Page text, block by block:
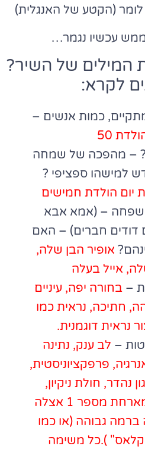
לומר (הקטע של האנגלית)
עכשיו נגמר…
המילים של השיר?
לקרא:
כמות אנשים –
50
– מהפכה של שמחה
למישהו ספציפי ?
יום הולדתחמישים
– (אמא אבא
דודים חברים) – האם
אופיר הבן שלה,
אייל בעלה
– בחורה יפה, עיניים
חתיכה, נראית כמו
– לב ענק, נתינה
פרפקציוניסטית,
נהדר, חולת ניקיון,
ערכית, בשלנית, מארחת מספר 1 אצלה
גבוהה (או כמו
).כל משימה